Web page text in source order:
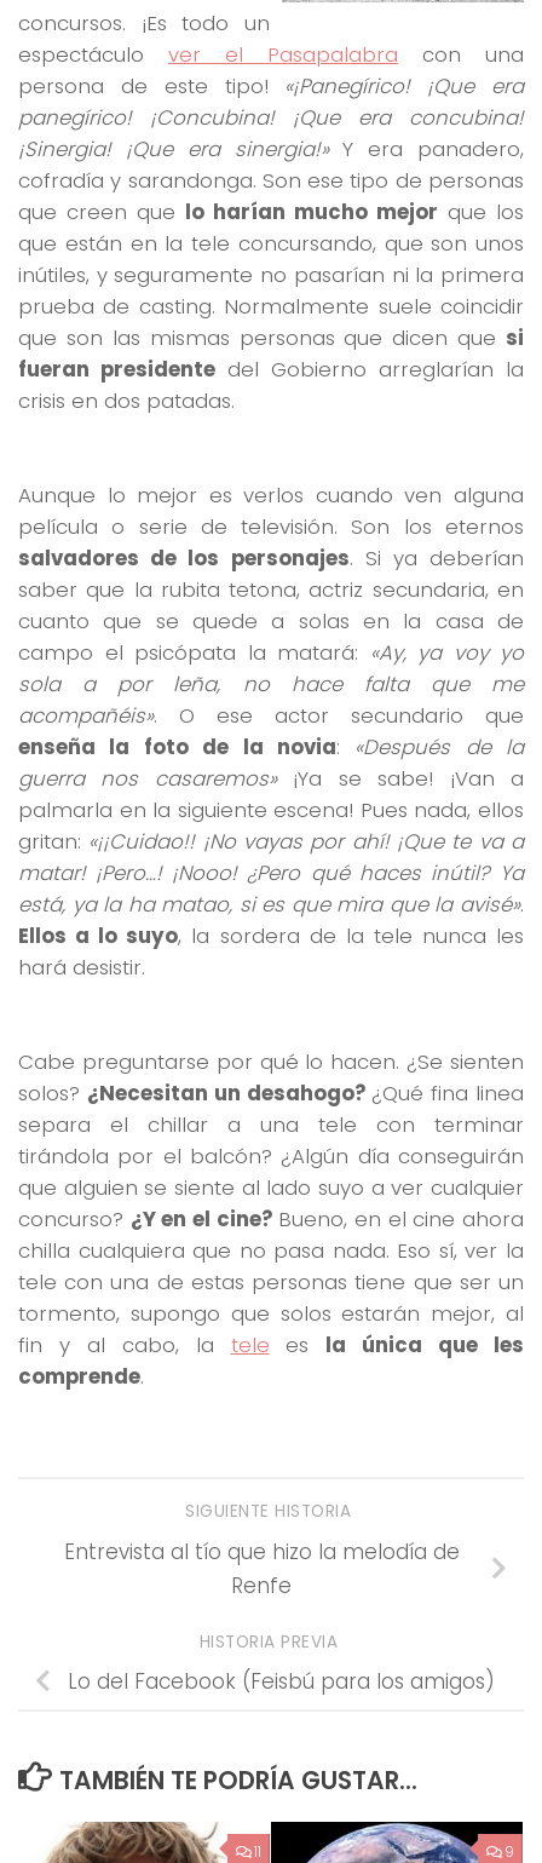
concursos. ¡Es todo un
espectáculo ver el Pasapalabra con una
persona de este tipo! «¡Panegírico! ¡Que era
panegírico! ¡Concubina! ¡Que era concubina!
¡Sinergia! ¡Que era sinergia!»Y era panadero,
cofradía y sarandonga. Son ese tipo de personas
que creen que lo harían mucho mejor que los
que están en la tele concursando, que son unos
inútiles, y seguramente no pasarían ni la primera
prueba de casting. Normalmente suele coincidir
que son las mismas personas que dicen que si
fueran presidente del Gobierno arreglarían la
crisis en dos patadas.
Aunque lo mejor es verlos cuando ven alguna
película o serie de televisión. Son los eternos
salvadores de los personajes. Si ya deberían
saber que la rubita tetona, actriz secundaria, en
cuanto que se quede a solas en la casa de
campo el psicópata la matará: «Ay, ya voy yo
sola a por leña, no hace falta que me
acompañéis». O ese actor secundario que
enseña la foto de la novia: «Después de la
guerra nos casaremos»¡Ya se sabe! ¡Van a
palmarla en la siguiente escena! Pues nada, ellos
gritan: «¡¡Cuidao!! ¡No vayas por ahí! ¡Que te va a
matar! ¡Pero…! ¡Nooo! ¿Pero qué haces inútil? Ya
está, ya la ha matao, si es que mira que la avisé».
Ellos a lo suyo, la sordera de la tele nunca les
hará desistir.
Cabe preguntarse por qué lo hacen. ¿Se sienten
solos? ¿Necesitan un desahogo?¿Qué fina linea
separa el chillar a una tele con terminar
tirándola por el balcón? ¿Algún día conseguirán
que alguien se siente al lado suyo a ver cualquier
concurso? ¿Y en el cine?Bueno, en el cine ahora
chilla cualquiera que no pasa nada. Eso sí, ver la
tele con una de estas personas tiene que ser un
tormento, supongo que solos estarán mejor, al
fin y al cabo, la tele es la única que les
comprende.
SIGUIENTE HISTORIA
Entrevista al tío que hizo la melodía de
Renfe
HISTORIA PREVIA
Lo del Facebook (Feisbú para los amigos)
TAMBIÉN TE PODRÍA GUSTAR...
11 9